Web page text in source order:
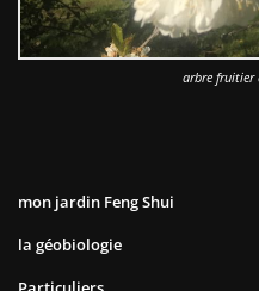
arbre fruitier
mon jardin Feng Shui
la géobiologie